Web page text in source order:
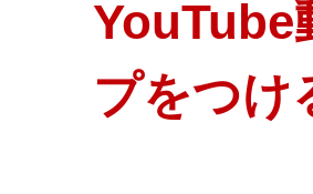
YouTube
プをつけ